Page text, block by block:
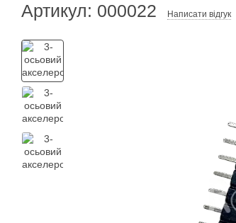
Артикул: 000022 Написати відгук